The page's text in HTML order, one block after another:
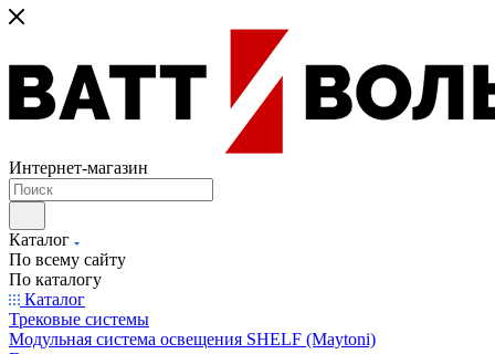
Интернет-магазин
Каталог
По всему сайту
По каталогу
Каталог
Трековые системы
Модульная система освещения SHELF (Maytoni)